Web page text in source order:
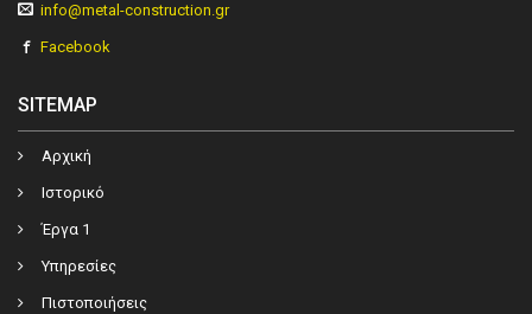
info@metal-construction.gr
Facebook
SITEMAP
Αρχική
Ιστορικό
Έργα 1
Υπηρεσίες
Πιστοποιήσεις